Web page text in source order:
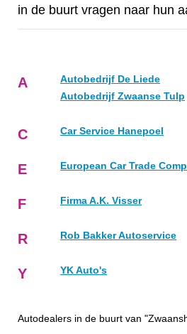
in de buurt vragen naar hun
A
Autobedrijf De Liede
Autobedrijf Zwaanse Tulp
C Car Service Hanepoel
E European Car Trade
F Firma A.K. Visser
R Rob Bakker Autoservice
Y YK Auto's
Autodealers in de buurt van